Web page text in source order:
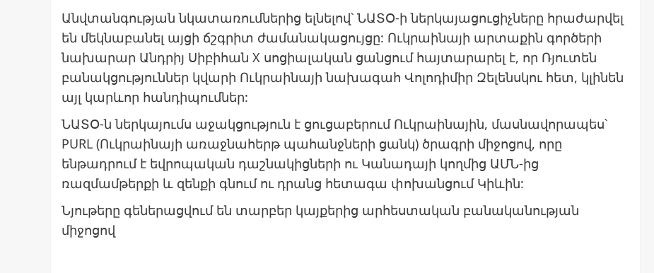
Անվտանգության նկատառումներից ելնելով՝ ՆԱՏՕ-ի ներկայացուցիչները հրաժարվել
են մեկնաբանել այցի ճշգրիտ ժամանակացույցը: Ուկրաինայի արտաքին գործերի
նախարար Անդրիյ Սիբիհան X սոցիալական ցանցում հայտարարել է, որ Ռյուտեն
բանակցություններ կվարի Ուկրաինայի նախագահ Վոլոդիմիր Զելենսկու հետ, կլինեն
այլ կարևոր հանդիպումներ:
ՆԱՏՕ-ն ներկայումս աջակցություն է ցուցաբերում Ուկրաինային, մասնավորապես՝
PURL (Ուկրաինայի առաջնահերթ պահանջների ցանկ) ծրագրի միջոցով, որը
ենթադրում է եվրոպական դաշնակիցների ու Կանադայի կողմից ԱՄՆ-ից
ռազմամթերքի և զենքի գնում ու դրանց հետագա փոխանցում Կիևին:
Նյութերը գեներացվում են տարբեր կայքերից արհեստական բանականության
միջոցով